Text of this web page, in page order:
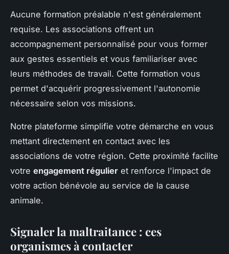
Aucune formation préalable n'est généralement
requise. Les associations offrent un
accompagnement personnalisé pour vous former
aux gestes essentiels et vous familiariser avec
leurs méthodes de travail. Cette formation vous
permet d'acquérir progressivement l'autonomie
nécessaire selon vos missions.
Notre plateforme simplifie votre démarche en vous
mettant directement en contact avec les
associations de votre région. Cette proximité facilite
votre engagement régulier et renforce l'impact de
votre action bénévole au service de la cause
animale.
Signaler la maltraitance : ces
organismes à contacter